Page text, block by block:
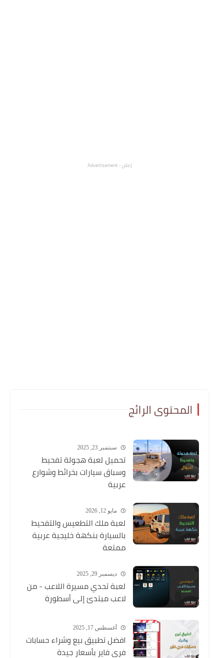
إعلان - Advertisement
المحتوى الرائج
سبتمبر 23, 2025
تحميل لعبة هجولة تفحيط
وسباق سيارات بخرائط وشوارع
عربية
مايو 12, 2026
لعبة ملك التطعيس والتفحيط
بالسيارة بنكهة خليجية عربية
ممتعة
ديسمبر 29, 2025
لعبة تحدي مسيرة اللاعب - من
لاعب مبتدئ إلى أسطورة
أغسطس 17, 2025
افضل تطبيق بيع وشراء حسابات
فري فاير بأسعار جيدة